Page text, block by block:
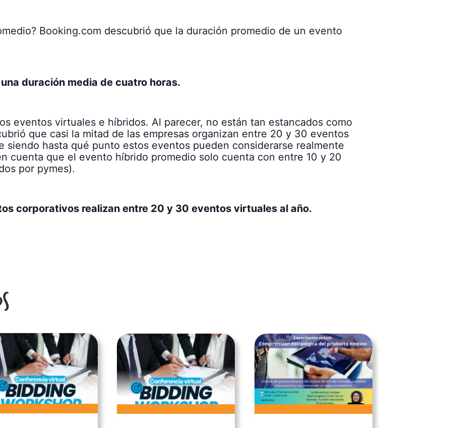
Booking.com descubrió que la duración promedio de un evento
duración media de cuatro horas.
eventos virtuales e híbridos. Al parecer, no están tan estancados como
que casi la mitad de las empresas organizan entre 20 y 30 eventos
siendo hasta qué punto estos eventos pueden considerarse realmente
cuenta que el evento híbrido promedio solo cuenta con entre 10 y 20
por pymes).
corporativos realizan entre 20 y 30 eventos virtuales al año.